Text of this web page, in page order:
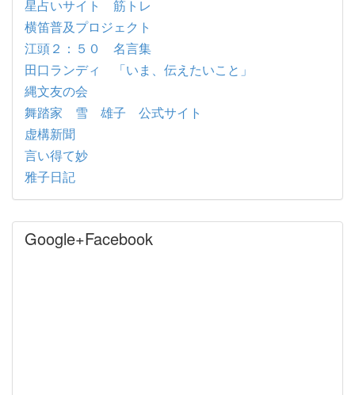
星占いサイト 筋トレ
横笛普及プロジェクト
江頭２：５０ 名言集
田口ランディ 「いま、伝えたいこと」
縄文友の会
舞踏家 雪 雄子 公式サイト
虚構新聞
言い得て妙
雅子日記
Google+Facebook